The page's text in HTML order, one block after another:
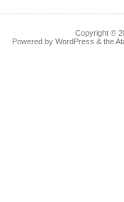
Copyright ©
Powered by WordPress & the